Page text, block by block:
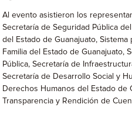
Al evento asistieron los
Secretaría de Seguridad Pública
del Estado de Guanajuato,
Familia del Estado de Guanajuato,
Pública, Secretaría de
Secretaría de Desarrollo Social y
Derechos Humanos del Estado de
Transparencia y Rendición de